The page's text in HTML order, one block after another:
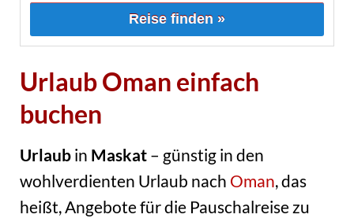
Reise finden »
Urlaub Oman einfach
buchen
Urlaubin Maskat– günstig in den
wohlverdienten Urlaub nach Oman, das
heißt, Angebote für die Pauschalreise zu